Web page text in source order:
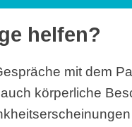
helfen?
mit dem
körperliche